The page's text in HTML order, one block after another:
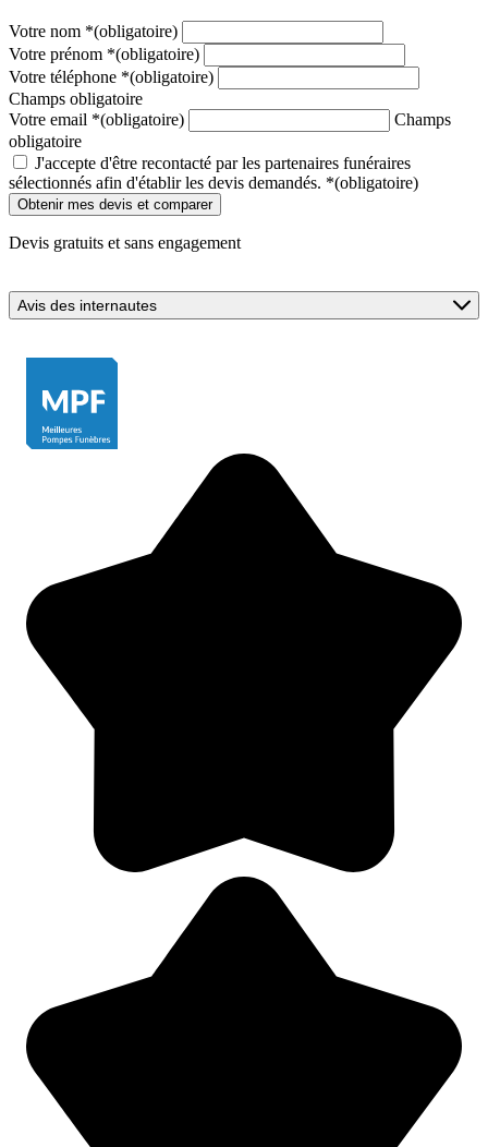
Votre nom *(obligatoire)
Votre prénom *(obligatoire)
Votre téléphone *(obligatoire)
Champs obligatoire
Votre email *(obligatoire)
Champs
obligatoire
J'accepte d'être recontacté par les partenaires funéraires
sélectionnés afin d'établir les devis demandés. *(obligatoire)
Devis gratuits et sans engagement
Avis des internautes